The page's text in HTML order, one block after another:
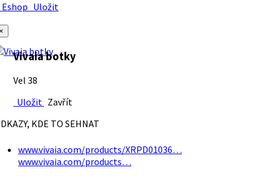
Uložit
Vivaia botky
Vel 38
Uložit Zavřít
KDE TO SEHNAT
www.vivaia.com/products/XRPD01036…
www.vivaia.com/products…